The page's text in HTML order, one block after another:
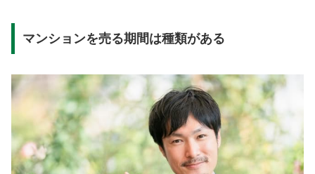
マンションを売る期間は種類がある